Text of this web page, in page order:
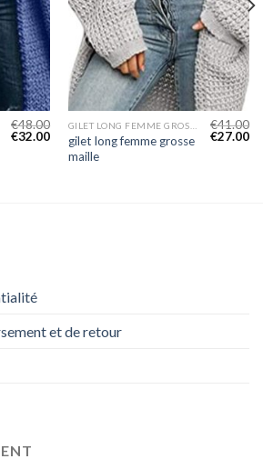
€48.00
€32.00
gilet long femme grosse
maille
€41.00
€27.00
et de retour